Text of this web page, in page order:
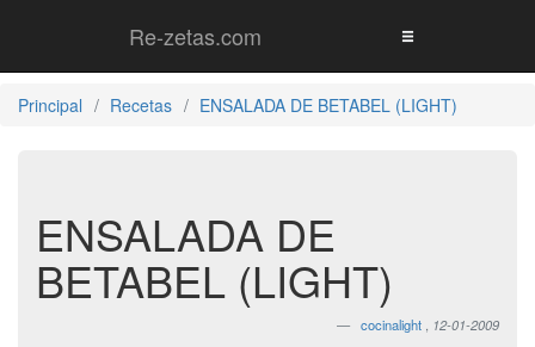
Re-zetas.com
Principal Recetas ENSALADA DE BETABEL (LIGHT)
ENSALADA DE
BETABEL (LIGHT)
cocinalight 12-01-2009